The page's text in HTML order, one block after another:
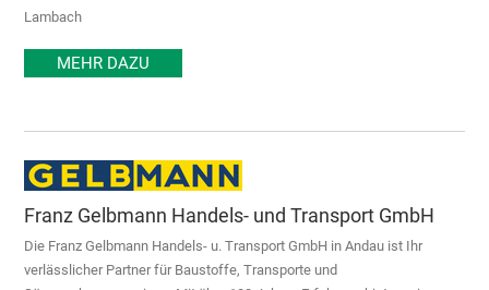
Lambach
MEHR DAZU
Franz Gelbmann Handels- und Transport GmbH
Die Franz Gelbmann Handels- u. Transport GmbH in Andau ist Ihr
verlässlicher Partner für Baustoffe, Transporte und